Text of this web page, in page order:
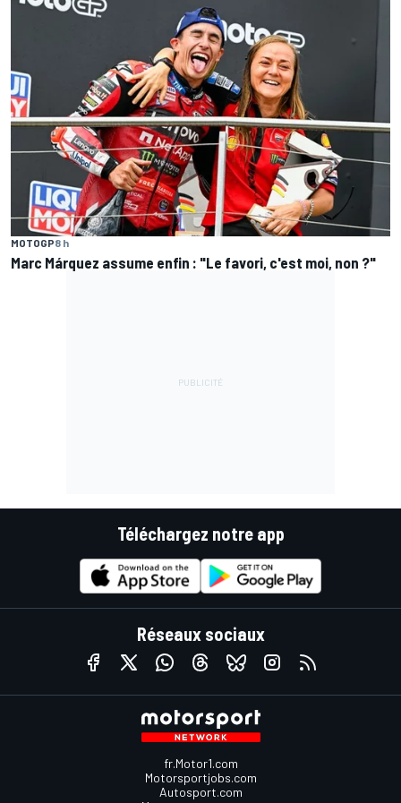
MOTOGP8 h
Marc Márquez assume enfin : "Le favori, c'est moi, non ?"
Téléchargez notre app
Réseaux sociaux
fr.Motor1.com
Motorsportjobs.com
Autosport.com